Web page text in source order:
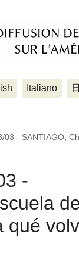
Italiano
03 - SANTIAGO,
-
qué